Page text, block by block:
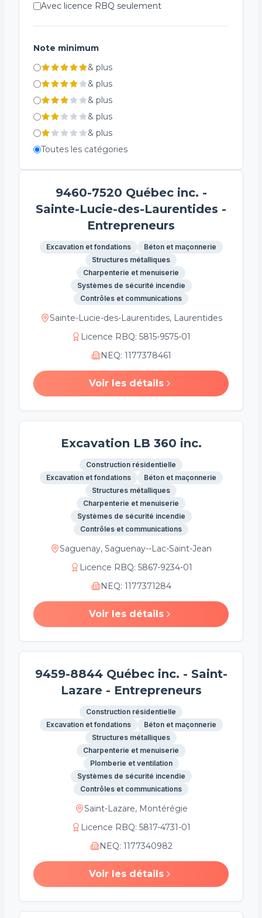
Plomberie et ventilation
Réfrigération
Systèmes de sécurité incendie
Électricité
Avec licence RBQ seulement
Note minimum
& plus
& plus
& plus
& plus
& plus
Toutes les catégories
9460-7520 Québec inc. -
Sainte-Lucie-des-Laurentides -
Entrepreneurs
Excavation et fondations
Béton et maçonnerie
Structures métalliques
Charpenterie et menuiserie
Systèmes de sécurité incendie
Contrôles et communications
Sainte-Lucie-des-Laurentides, Laurentides
Licence RBQ: 5815-9575-01
NEQ: 1177378461
Voir les détails
Excavation LB 360 inc.
Construction résidentielle
Excavation et fondations
Béton et maçonnerie
Structures métalliques
Charpenterie et menuiserie
Systèmes de sécurité incendie
Contrôles et communications
Saguenay, Saguenay--Lac-Saint-Jean
Licence RBQ: 5867-9234-01
NEQ: 1177371284
Voir les détails
9459-8844 Québec inc. - Saint-
Lazare - Entrepreneurs
Construction résidentielle
Excavation et fondations
Béton et maçonnerie
Structures métalliques
Charpenterie et menuiserie
Plomberie et ventilation
Systèmes de sécurité incendie
Contrôles et communications
Saint-Lazare, Montérégie
Licence RBQ: 5817-4731-01
NEQ: 1177340982
Voir les détails